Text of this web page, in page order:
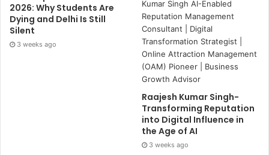
2026: Why Students Are
Dying and Delhi Is Still
Silent
3 weeks ago
Raajesh Kumar Singh-
Transforming Reputation
into Digital Influence in
the Age of AI
3 weeks ago